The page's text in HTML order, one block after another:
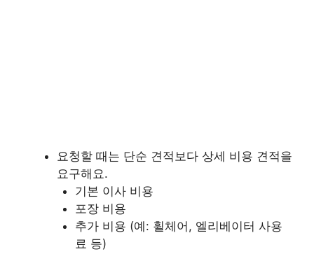
요청할 때는 단순 견적보다 상세 비용 견적을
요구해요.
기본 이사 비용
포장 비용
추가 비용 (예: 휠체어, 엘리베이터 사용
료 등)